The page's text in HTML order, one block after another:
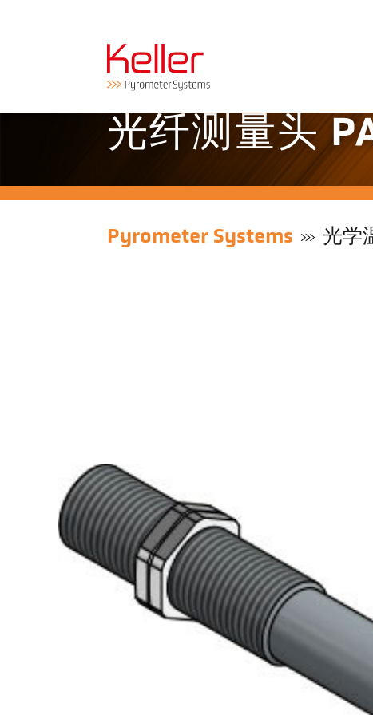
光纤测量头
Pyrometer Systems 光学